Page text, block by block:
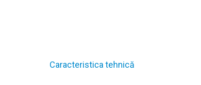
Caracteristica tehnică